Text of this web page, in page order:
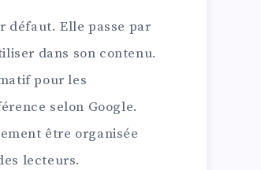
défaut. Elle passe par
dans son contenu.
pour les
selon Google.
être organisée
lecteurs.